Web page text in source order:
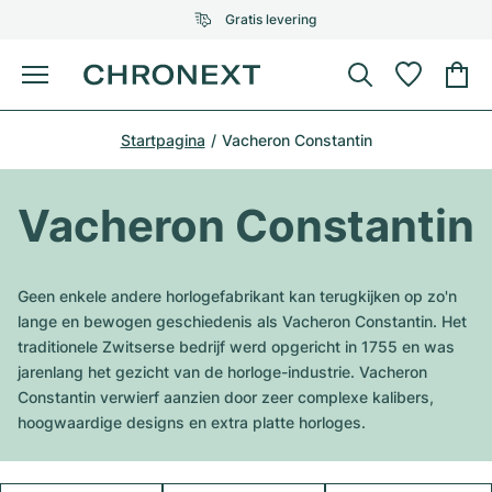
Gratis levering
Menu
Horloge kopen
GESELECTEERDE MERKEN
Alle Rolex modellen
Top modellen
Omega
Alle Omega modellen
Top modellen
Patek Philippe
Alle Patek Philippe modellen
Audemars Piguet
Cartier
Juwelen
GESELECTEERDE MERKEN
Tiffany
Louis Vuitton
Gebauer & Gebauer
Van Cleef & Arpels
Nieuwe modellen
Startpagina Vacheron Constantin
Vacheron Constantin
Geen enkele andere horlogefabrikant kan terugkijken op zo'n
lange en bewogen geschiedenis als Vacheron Constantin. Het
traditionele Zwitserse bedrijf werd opgericht in 1755 en was
jarenlang het gezicht van de horloge-industrie. Vacheron
Constantin verwierf aanzien door zeer complexe kalibers,
hoogwaardige designs en extra platte horloges.